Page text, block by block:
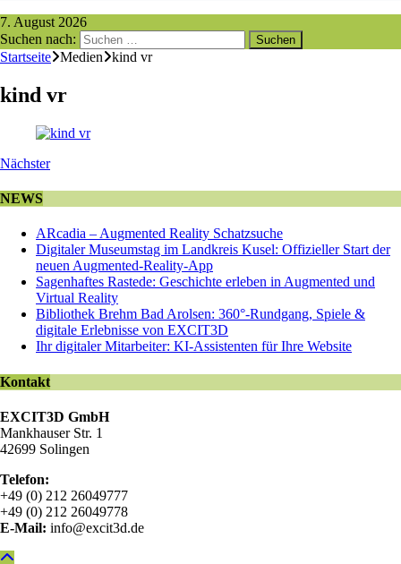
7. August 2026
Suchen nach:
Startseite Medien kind vr
kind vr
Nächster
NEWS
ARcadia – Augmented Reality Schatzsuche
Digitaler Museumstag im Landkreis Kusel: Offizieller Start der
neuen Augmented-Reality-App
Sagenhaftes Rastede: Geschichte erleben in Augmented und
Virtual Reality
Bibliothek Brehm Bad Arolsen: 360°-Rundgang, Spiele &
digitale Erlebnisse von EXCIT3D
Ihr digitaler Mitarbeiter: KI-Assistenten für Ihre Website
Kontakt
EXCIT3D GmbH
Mankhauser Str. 1
42699 Solingen
Telefon:
+49 (0) 212 26049777
+49 (0) 212 26049778
E-Mail: info@excit3d.de